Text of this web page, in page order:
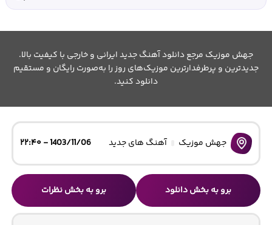
جهش موزیک مرجع دانلود آهنگ جدید ایرانی و خارجی با کیفیت بالا.
جدیدترین و پرطرفدارترین موزیک‌های روز را به‌صورت رایگان و مستقیم
دانلود کنید.
جهش موزیک آهنگ های جدید 1403/11/06 - ۲۲:۴۰
برو به بخش دانلود برو به بخش نظرات